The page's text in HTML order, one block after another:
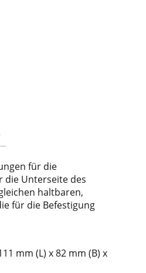
für die
die Unterseite des
haltbaren,
für die Befestigung
mm (L) x 82 mm (B) x